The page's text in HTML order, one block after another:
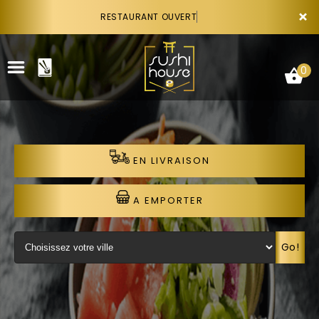
×
RESTAURANT OUVERT
VOTRE COMPTE
NOTRE RESTAURANT
VOS AVIS
0
EN LIVRAISON
A EMPORTER
Go!